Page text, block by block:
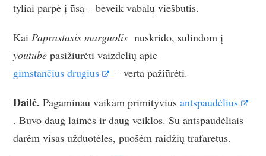
tyliai parpė į ūsą – beveik vabalų viešbutis.
KaiPaprastasis marguolis nuskrido, sulindom į
youtube pasižiūrėti vaizdelių apie
gimstančius drugius
– verta pažiūrėti.
Dailė.Pagaminau vaikam primityviusantspaudėlius
. Buvo daug laimės ir daug veiklos. Su antspaudėliais
darėm visas užduotėles, puošėm raidžių trafaretus.